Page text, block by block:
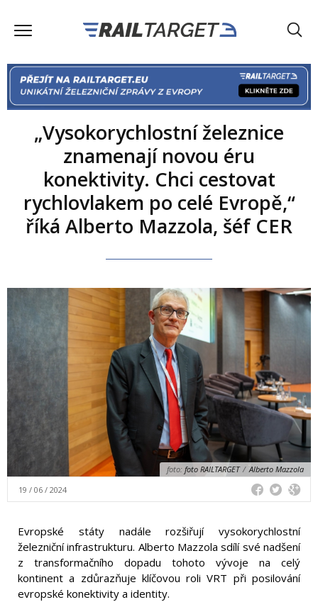
„Vysokorychlostní železnice
znamenají novou éru
konektivity. Chci cestovat
rychlovlakem po celé Evropě,“
říká Alberto Mazzola, šéf CER
foto: foto RAILTARGET / Alberto Mazzola
19 / 06 / 2024
Evropské státy nadále rozšiřují vysokorychlostní
železniční infrastrukturu. Alberto Mazzola sdílí své nadšení
z transformačního dopadu tohoto vývoje na celý
kontinent a zdůrazňuje klíčovou roli VRT při posilování
evropské konektivity a identity.